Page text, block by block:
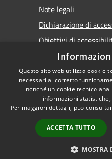
Note legali
Dichiarazione di
Obiettivi di
Accessibilità
Questo sito web utilizza cookie
necessari al corretto
nonché un cookie tecnico
informazioni
Per maggiori dettagli, può
ACCETTA TUTTO
MOSTRA